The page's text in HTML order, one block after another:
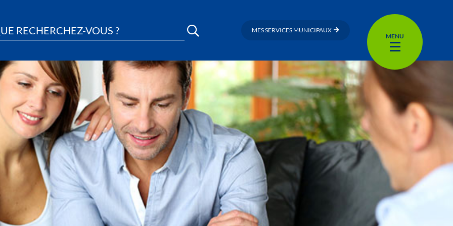
RECHERCHEZ-VOUS ? MES SERVICES MUNICIPAUX
MENU